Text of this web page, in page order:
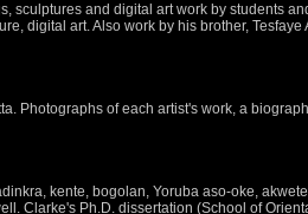
sculptures and digital art work by students
digital art. Also work by his brother, Tesfaye
Photographs of each artist's work, a
kente, bogolan, Yoruba aso-oke,
Clarke's Ph.D. dissertation (School of